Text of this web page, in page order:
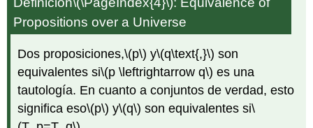
Propositions over a Universe
Dos proposiciones,\(p\) y\(q\text{,}\) son
equivalentes si\(p \leftrightarrow q\) es una
tautología. En cuanto a conjuntos de verdad, esto
significa eso\(p\) y\(q\) son equivalentes si\